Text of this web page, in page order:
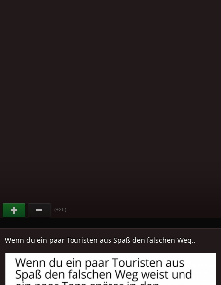
(+26)
Wenn du ein paar Touristen aus Spaß den falschen Weg..